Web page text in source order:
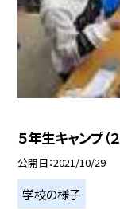
５年生キャンプ（２
公開日 2021/10/29
学校の様子